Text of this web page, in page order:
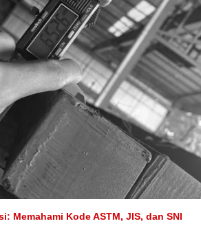
Memahami Kode ASTM, JIS, dan SNI